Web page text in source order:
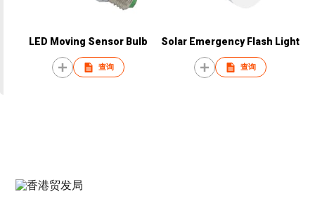
LED Moving Sensor Bulb
查询
Solar Emergency Flash Light
查询